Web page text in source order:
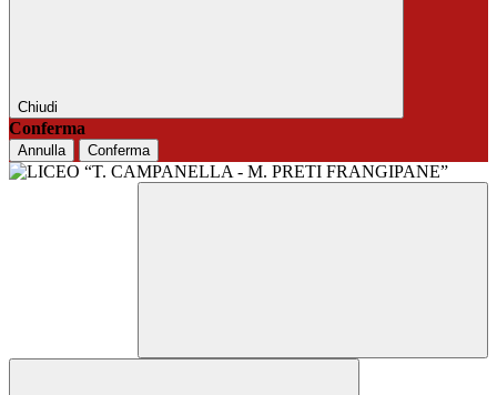
Chiudi
Conferma
Annulla Conferma